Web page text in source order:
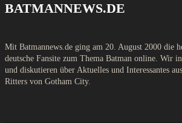
BATMANNEWS.DE
Mit Batmannews.de ging am 20. August 2000 die
deutsche Fansite zum Thema Batman online. Wir
und diskutieren über Aktuelles und Interessantes
Ritters von Gotham City.